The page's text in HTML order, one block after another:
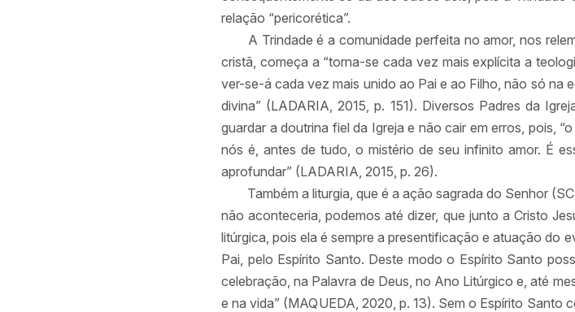
relação “pericorética”.
A Trindade é a comunidade perfeita no amor, nos
cristã, começa a “torna-se cada vez mais explícita a
ver-se-á cada vez mais unido ao Pai e ao Filho, não só na
divina” (LADARIA, 2015, p. 151). Diversos Padres da
guardar a doutrina fiel da Igreja e não cair em erros, pois,
nós é, antes de tudo, o mistério de seu infinito amor. É
aprofundar” (LADARIA, 2015, p. 26).
Também a liturgia, que é a ação sagrada do Senhor
não aconteceria, podemos até dizer, que junto a Cristo
litúrgica, pois ela é sempre a presentificação e atuação do
Pai, pelo Espírito Santo. Deste modo o Espírito Santo
celebração, na Palavra de Deus, no Ano Litúrgico e, até
e na vida” (MAQUEDA, 2020, p. 13). Sem o Espírito Santo